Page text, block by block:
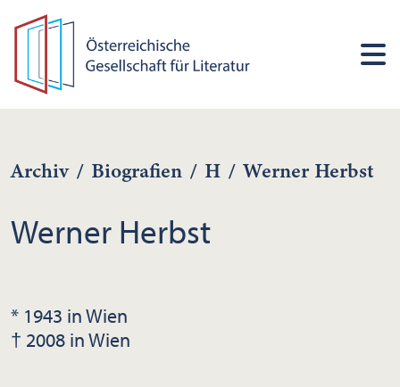
Archiv / Biografien / H / Werner Herbst
Werner Herbst
* 1943 in Wien
† 2008 in Wien